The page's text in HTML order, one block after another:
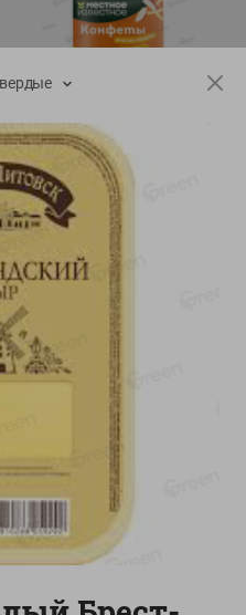
-20%
4.99
3.99 руб./
Конфеты фруктово-
ягодные Местное
известное яблоко-тыква
60г